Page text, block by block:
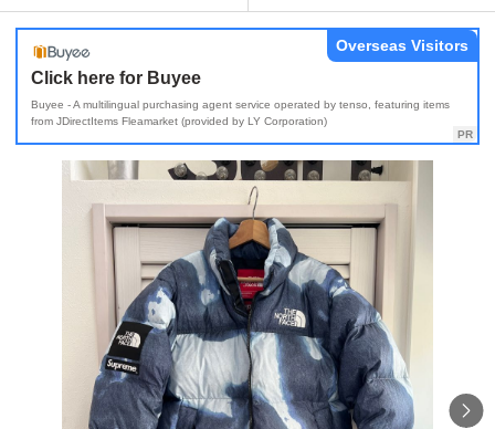
Click here for Buyee
Buyee - A multilingual purchasing agent service operated by tenso, featuring items
from JDirectItems Fleamarket (provided by LY Corporation)
Overseas Visitors